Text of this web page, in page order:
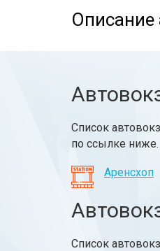
Описание
Список
по ссылке ниже.
Аренсхоп
Список